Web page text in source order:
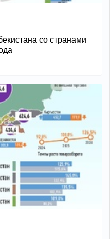
со странами